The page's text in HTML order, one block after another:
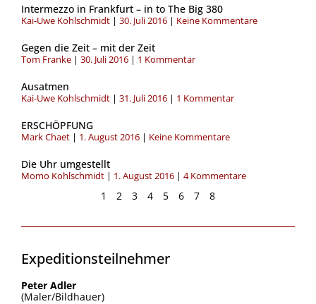
Intermezzo in Frankfurt – in to The Big 380
Kai-Uwe Kohlschmidt 30. Juli 2016 Keine Kommentare
Gegen die Zeit – mit der Zeit
Tom Franke 30. Juli 2016 1 Kommentar
Ausatmen
Kai-Uwe Kohlschmidt 31. Juli 2016 1 Kommentar
ERSCHÖPFUNG
Mark Chaet 1. August 2016 Keine Kommentare
Die Uhr umgestellt
Momo Kohlschmidt 1. August 2016 4 Kommentare
1 2 3 4 5 6 7 8
Expeditionsteilnehmer
Peter Adler
(Maler/Bildhauer)